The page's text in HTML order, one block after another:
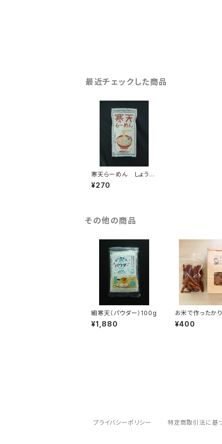
最近チェックした商品
寒天らーめん しょうゆ
味（31カロリー）
¥270
その他の商品
細寒天（パウダー）100g
¥1,880
お米で作ったか
（黒糖）
¥400
プライバシーポリシー 特定商取引法に基